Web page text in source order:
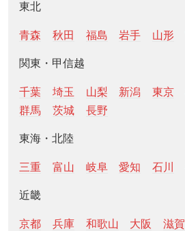
東北
青森 秋田 福島 岩手 山形
関東・甲信越
千葉 埼玉 山梨 新潟 東京
群馬
茨城 長野
東海・北陸
三重 富山 岐阜 愛知 石川
近畿
京都 兵庫 和歌山 大阪 滋賀